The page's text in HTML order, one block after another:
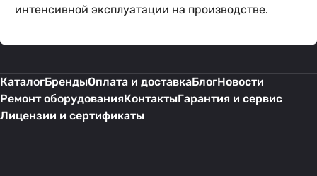
интенсивной эксплуатации на производстве.
КаталогБрендыОплата и доставкаБлогНовости
Ремонт оборудованияКонтактыГарантия и сервис
Лицензии и сертификаты